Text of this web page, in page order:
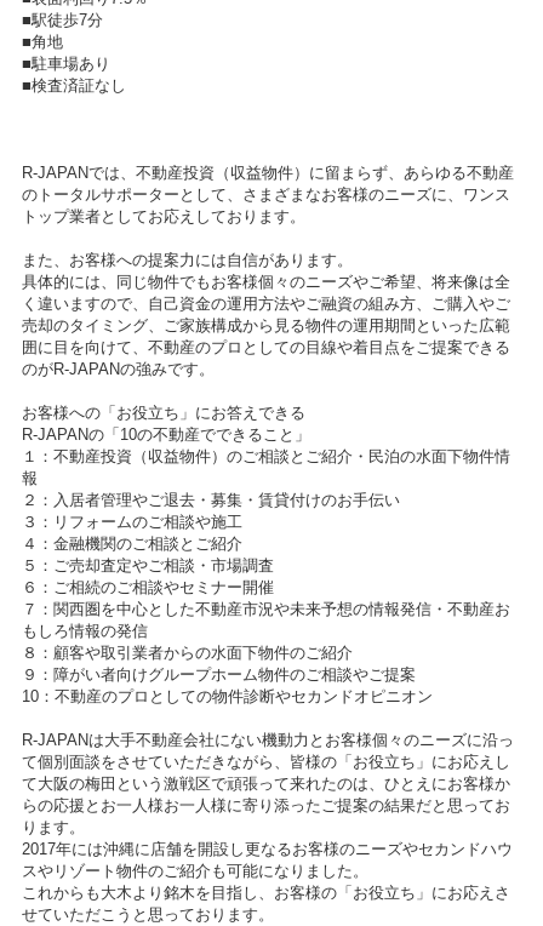
■駅徒歩7分
■角地
■駐車場あり
■検査済証なし
R-JAPANでは、不動産投資（収益物件）に留まらず、あらゆる不動産
のトータルサポーターとして、さまざまなお客様のニーズに、ワンス
トップ業者としてお応えしております。
また、お客様への提案力には自信があります。
具体的には、同じ物件でもお客様個々のニーズやご希望、将来像は全
く違いますので、自己資金の運用方法やご融資の組み方、ご購入やご
売却のタイミング、ご家族構成から見る物件の運用期間といった広範
囲に目を向けて、不動産のプロとしての目線や着目点をご提案できる
のがR-JAPANの強みです。
お客様への「お役立ち」にお答えできる
R-JAPANの「10の不動産でできること」
１：不動産投資（収益物件）のご相談とご紹介・民泊の水面下物件情
報
２：入居者管理やご退去・募集・賃貸付けのお手伝い
３：リフォームのご相談や施工
４：金融機関のご相談とご紹介
５：ご売却査定やご相談・市場調査
６：ご相続のご相談やセミナー開催
７：関西圏を中心とした不動産市況や未来予想の情報発信・不動産お
もしろ情報の発信
８：顧客や取引業者からの水面下物件のご紹介
９：障がい者向けグループホーム物件のご相談やご提案
10：不動産のプロとしての物件診断やセカンドオピニオン
R-JAPANは大手不動産会社にない機動力とお客様個々のニーズに沿っ
て個別面談をさせていただきながら、皆様の「お役立ち」にお応えし
て大阪の梅田という激戦区で頑張って来れたのは、ひとえにお客様か
らの応援とお一人様お一人様に寄り添ったご提案の結果だと思ってお
ります。
2017年には沖縄に店舗を開設し更なるお客様のニーズやセカンドハウ
スやリゾート物件のご紹介も可能になりました。
これからも大木より銘木を目指し、お客様の「お役立ち」にお応えさ
せていただこうと思っております。